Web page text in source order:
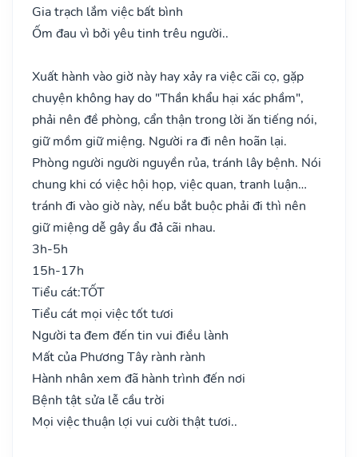
Gia trạch lắm việc bất bình
Ốm đau vì bởi yêu tinh trêu người..
Xuất hành vào giờ này hay xảy ra việc cãi cọ, gặp
chuyện không hay do "Thần khẩu hại xác phầm",
phải nên đề phòng, cẩn thận trong lời ăn tiếng nói,
giữ mồm giữ miệng. Người ra đi nên hoãn lại.
Phòng người người nguyền rủa, tránh lây bệnh. Nói
chung khi có việc hội họp, việc quan, tranh luận…
tránh đi vào giờ này, nếu bắt buộc phải đi thì nên
giữ miệng dễ gây ẩu đả cãi nhau.
3h-5h
15h-17h
Tiểu cát:TỐT
Tiểu cát mọi việc tốt tươi
Người ta đem đến tin vui điều lành
Mất của Phương Tây rành rành
Hành nhân xem đã hành trình đến nơi
Bệnh tật sửa lễ cầu trời
Mọi việc thuận lợi vui cười thật tươi..